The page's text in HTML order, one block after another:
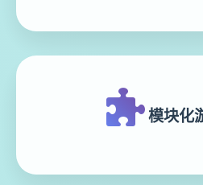
模块化